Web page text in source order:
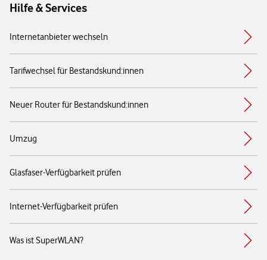
Hilfe & Services
Internetanbieter wechseln
Tarifwechsel für Bestandskund:innen
Neuer Router für Bestandskund:innen
Umzug
Glasfaser-Verfügbarkeit prüfen
Internet-Verfügbarkeit prüfen
Was ist SuperWLAN?